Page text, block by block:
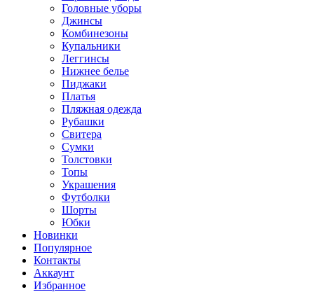
Головные уборы
Джинсы
Комбинезоны
Купальники
Леггинсы
Нижнее белье
Пиджаки
Платья
Пляжная одежда
Рубашки
Свитера
Сумки
Толстовки
Топы
Украшения
Футболки
Шорты
Юбки
Новинки
Популярное
Контакты
Аккаунт
Избранное